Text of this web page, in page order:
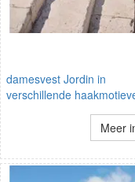
damesvest Jordin in
verschillende
Meer